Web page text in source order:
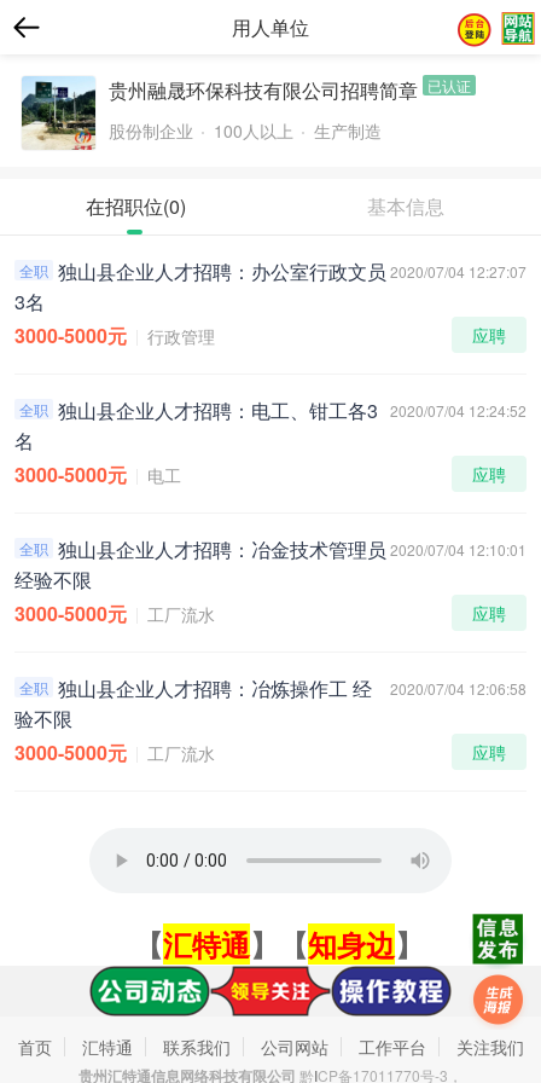
用人单位
贵州融晟环保科技有限公司招聘简章 已认证
股份制企业 100人以上 生产制造
在招职位(0) 基本信息
2020/07/04 12:27:07
全职 独山县企业人才招聘：办公室行政文员
3名
3000-5000元
行政管理 应聘
2020/07/04 12:24:52
全职 独山县企业人才招聘：电工、钳工各3
名
3000-5000元
电工 应聘
2020/07/04 12:10:01
全职 独山县企业人才招聘：冶金技术管理员
经验不限
3000-5000元
工厂流水 应聘
2020/07/04 12:06:58
全职 独山县企业人才招聘：冶炼操作工 经
验不限
3000-5000元
工厂流水 应聘
【汇特通】【知身边】
首页 汇特通 联系我们 公司网站 工作平台 关注我们
贵州汇特通信息网络科技有限公司 黔ICP备17011770号-3，